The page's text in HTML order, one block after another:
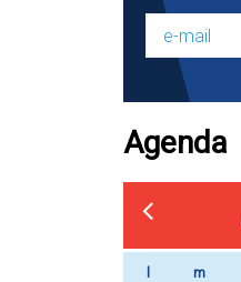
Agenda
m